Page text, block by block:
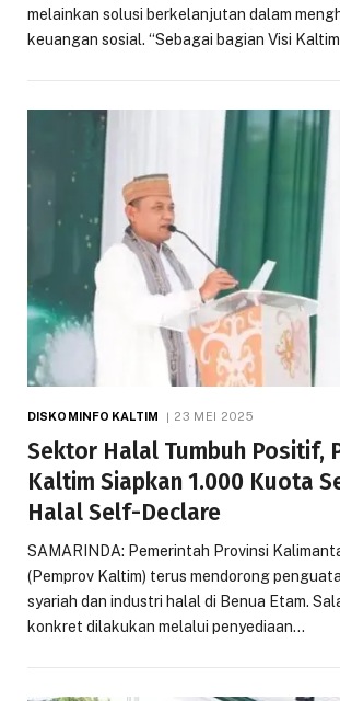
melainkan solusi berkelanjutan dalam
keuangan sosial. “Sebagai bagian Visi
DISKOMINFO KALTIM 23 MEI 2025
Sektor Halal Tumbuh Positif,
Kaltim Siapkan 1.000 Kuota
Halal Self-Declare
SAMARINDA: Pemerintah Provinsi
(Pemprov Kaltim) terus mendorong
syariah dan industri halal di Benua Etam.
konkret dilakukan melalui penyediaan…